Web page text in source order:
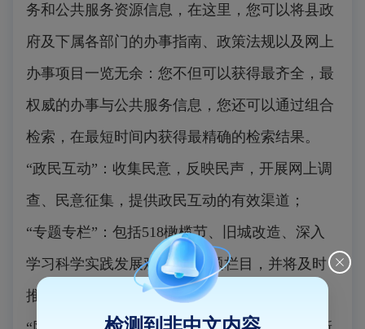
务和公共服务资源信息，在这里，您可以将县政
府及下属各部门的办事指南、政策法规以及网上
办事项目一览无余：您不但可以获得最齐全，最
权威的办事与公共服务信息，您还可以通过组合
检索，在最短时间内获得最精确的检索结果。
“政民互动”：收集民意，反映民声，开展网上调
查、民意征集，提供政民互动的有效渠道；
“专题专栏”：包括518橄榄节、旧城改造、深入
学习科学实践发展观等3个专题栏目，并将及时
推出反映政府工作热点专题；